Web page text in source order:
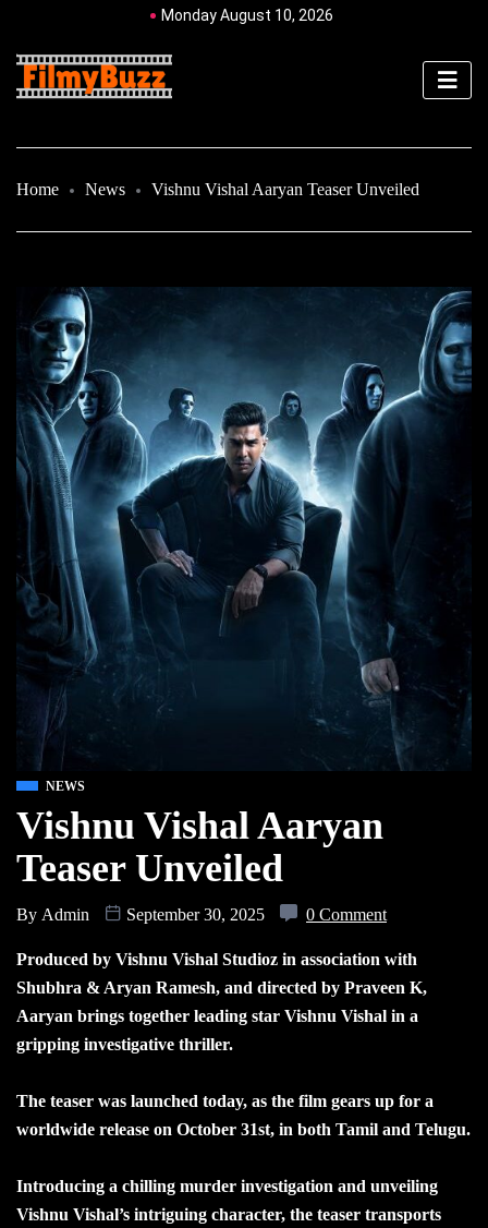
Monday August 10, 2026
Home News Vishnu Vishal Aaryan Teaser Unveiled
NEWS
Vishnu Vishal Aaryan
Teaser Unveiled
By Admin September 30, 2025 0 Comment
Produced by Vishnu Vishal Studioz in association with
Shubhra & Aryan Ramesh, and directed by Praveen K,
Aaryan brings together leading star Vishnu Vishal in a
gripping investigative thriller.
The teaser was launched today, as the film gears up for a
worldwide release on October 31st, in both Tamil and Telugu.
Introducing a chilling murder investigation and unveiling
Vishnu Vishal’s intriguing character, the teaser transports